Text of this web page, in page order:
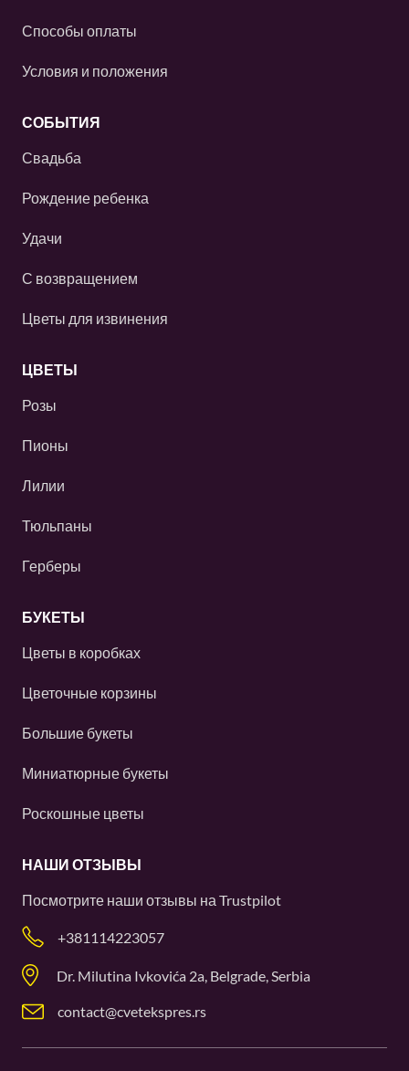
Способы оплаты
Условия и положения
СОБЫТИЯ
Свадьба
Рождение ребенка
Удачи
С возвращением
Цветы для извинения
ЦВЕТЫ
Розы
Пионы
Лилии
Тюльпаны
Герберы
БУКЕТЫ
Цветы в коробках
Цветочные корзины
Большие букеты
Миниатюрные букеты
Роскошные цветы
НАШИ ОТЗЫВЫ
Посмотрите наши отзывы на Trustpilot
+381114223057
Dr. Milutina Ivkovića 2a, Belgrade, Serbia
contact@cvetekspres.rs